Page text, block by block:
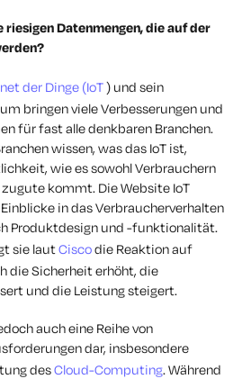
Datenmengen, die auf der
der Dinge (IoT) und sein
bringen viele Verbesserungen und
für fast alle denkbaren Branchen.
wissen, was das IoT ist,
wie es sowohl Verbrauchern
kommt. Die Website IoT
in das Verbraucherverhalten
Produktdesign und -funktionalität.
sie lautCiscodie Reaktion auf
die Sicherheit erhöht, die
und die Leistung steigert.
auch eine Reihe von
dar, insbesondere
desCloud-Computing. Während